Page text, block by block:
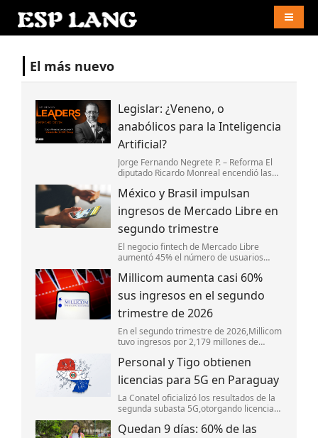
El más nuevo
Legislar: ¿Veneno, o
anabólicos para la Inteligencia
Artificial?
Jorge Fernando Negrete P. – Reforma El
diputado Ricardo Monreal encendió las
digital con el anuncio de su cruzada para
legislar la Inteligencia Artific
México y Brasil impulsan
ingresos de Mercado Libre en
segundo trimestre
El negocio fintech de Mercado Libre
aumentó 45% el número de usuarios
Brasil.
Millicom aumenta casi 60%
sus ingresos en el segundo
trimestre de 2026
En el segundo trimestre de 2026,Millicom
tuvo ingresos por 2,179 millones de
de activos de Telefónica,el aumento de
clientes móviles y el sólido desempeño
Personal y Tigo obtienen
licencias para 5G en Paraguay
La Conatel oficializó los resultados de la
segunda subasta 5G,otorgando licencias
Quedan 9 días: 60% de las